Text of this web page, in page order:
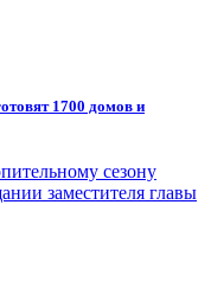
1700 домов и
сезону
заместителя главы